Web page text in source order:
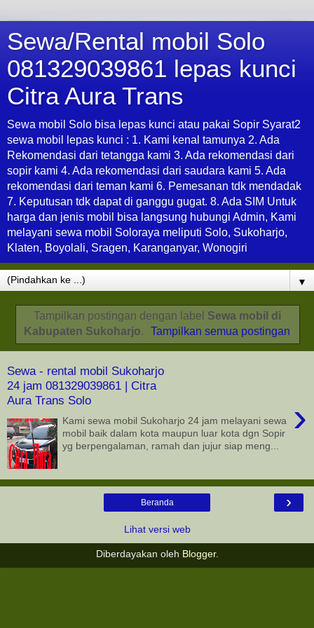
Sewa/Rental mobil Solo
081329039861 lepas kunci
Citra Aura Trans
Sewa mobil Solo bisa lepas kunci atau pakai Sopir Syarat2
sewa mobil lepas kunci : 1. Kami kenal tamunya 2. Ada
Rekomendasi dari tetangga kami 3. Ada rekomendasi dari
sopir kami 4. Ada rekomendasi dari saudara kami 5. Ada
rekomendasi dari teman kami 6. Pemesanan tdk mendadak
7. Keputusan tdk dapat di ganggu gugat. 8. Ada SIM Untuk
harga dan jenis mobil bisa langsung hubungi Admin, Kami
melayani sewa mobil Soloraya meliputi Solo, Sukoharjo,
Klaten, Boyolali, Sragen, Karanganyar, Wonogiri
▼
Tampilkan postingan dengan label Sewa mobil di
Kabupaten Sukoharjo. Tampilkan semua postingan
Sewa - rental mobil Sukoharjo
24 jam 081329039861 | Citra
Aura Trans Solo
›
Kami sewa mobil Sukoharjo 24 jam melayani sewa
mobil baik dalam kota maupun luar kota dgn Sopir
yg berpengalaman, ramah dan jujur siap meng...
›
Beranda
Lihat versi web
Diberdayakan oleh Blogger.